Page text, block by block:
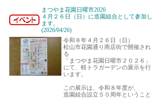
まつやま花園日曜市2026
４月２６日（日）に造園組合として参加し
ます。
(2026/04/26)
令和８年４月２６日（日）
松山市花園通り商店街で開催され
る
「まつやま花園日曜市２０２６」
にて、軽トラガーデンの展示を行
います。
この展示は、令和８年度が、
造園組合設立５０周年ということ